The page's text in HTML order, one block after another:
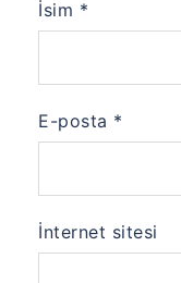
İsim *
E-posta *
İnternet sitesi